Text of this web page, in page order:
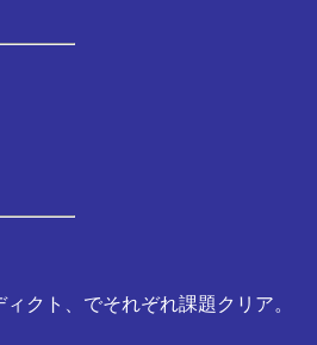
クト、でそれぞれ課題クリア。